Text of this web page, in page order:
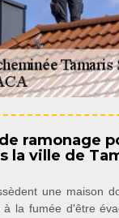
ramonage
la ville de
une maison
la fumée d'être